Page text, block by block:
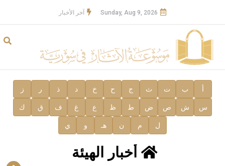
Sunday, Aug 9, 2026 آخر الأخبار
أ ب ت ث ج ح خ د ذ ر ز
س ش ص ض ط ظ ع غ ف ق ك
ل م ن هـ و ي
أخبار الهيئة